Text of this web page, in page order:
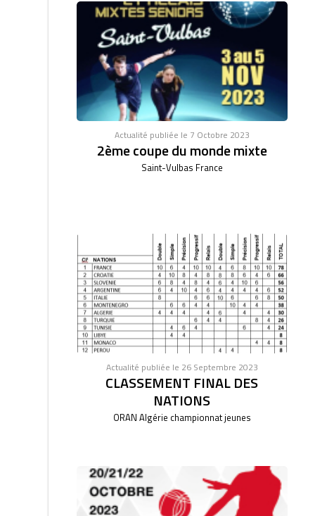
Actualité publiée le 7 Octobre 2023
2ème coupe du monde mixte
Saint-Vulbas France
Actualité publiée le 26 Septembre 2023
CLASSEMENT FINAL DES
NATIONS
ORAN Algérie championnat jeunes